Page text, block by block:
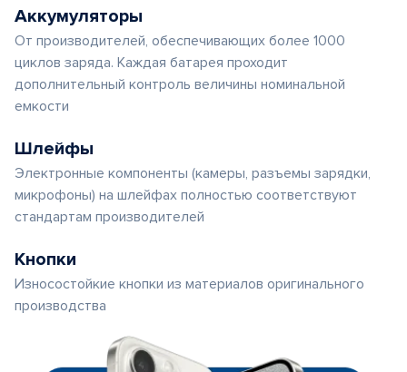
Аккумуляторы
От производителей, обеспечивающих более 1000
циклов заряда. Каждая батарея проходит
дополнительный контроль величины номинальной
емкости
Шлейфы
Электронные компоненты (камеры, разъемы зарядки,
микрофоны) на шлейфах полностью соответствуют
стандартам производителей
Кнопки
Износостойкие кнопки из материалов оригинального
производства